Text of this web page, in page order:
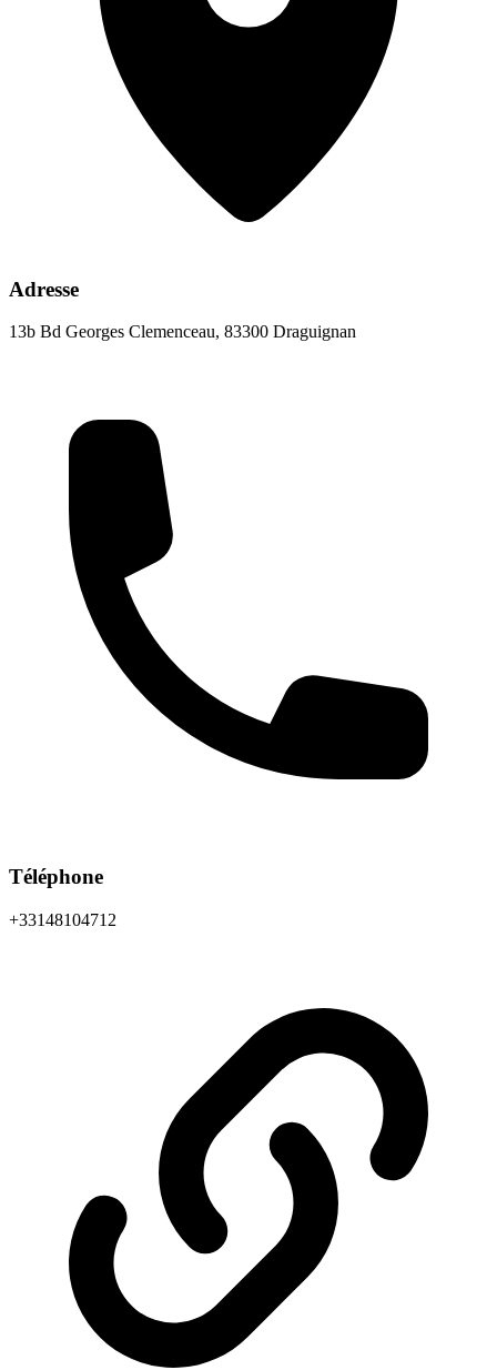
Adresse
13b Bd Georges Clemenceau, 83300 Draguignan
Téléphone
+33148104712